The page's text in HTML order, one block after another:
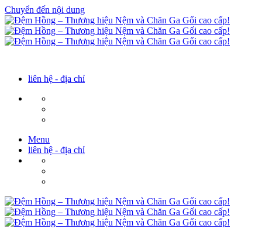
Chuyển đến nội dung
liên hệ - địa chỉ
Menu
liên hệ - địa chỉ